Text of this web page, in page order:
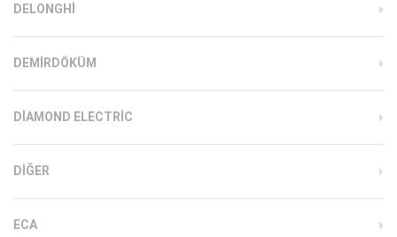
DELONGHI
DEMIRDÖKÜM
DIAMOND ELECTRIC
DIĞER
ECA